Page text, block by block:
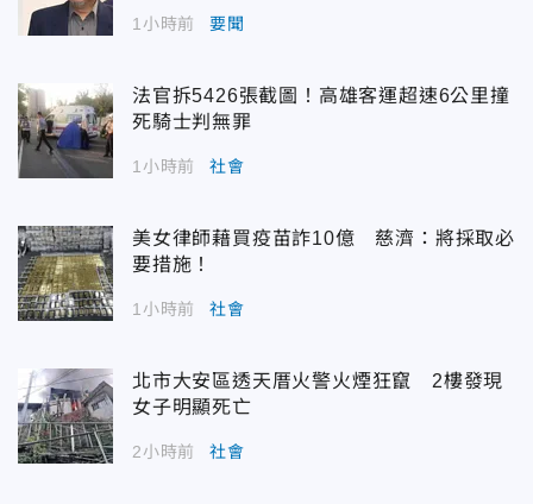
1小時前 要聞
法官拆5426張截圖！高雄客運超速6公里撞
死騎士判無罪
1小時前 社會
美女律師藉買疫苗詐10億 慈濟：將採取必
要措施！
1小時前 社會
北市大安區透天厝火警火煙狂竄 2樓發現
女子明顯死亡
2小時前 社會